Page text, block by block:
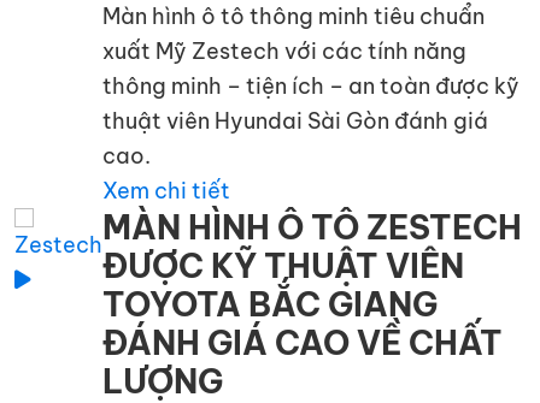
Màn hình ô tô thông minh tiêu chuẩn
xuất Mỹ Zestech với các tính năng
thông minh – tiện ích – an toàn được kỹ
thuật viên Hyundai Sài Gòn đánh giá
cao.
Xem chi tiết
MÀN HÌNH Ô TÔ ZESTECH
ĐƯỢC KỸ THUẬT VIÊN
TOYOTA BẮC GIANG
ĐÁNH GIÁ CAO VỀ CHẤT
LƯỢNG